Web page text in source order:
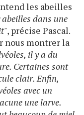
les abeilles
dans une
", précise Pascal.
nous montrer la
il y a du
Certaines sont
clair. Enfin,
avec un
une larve.